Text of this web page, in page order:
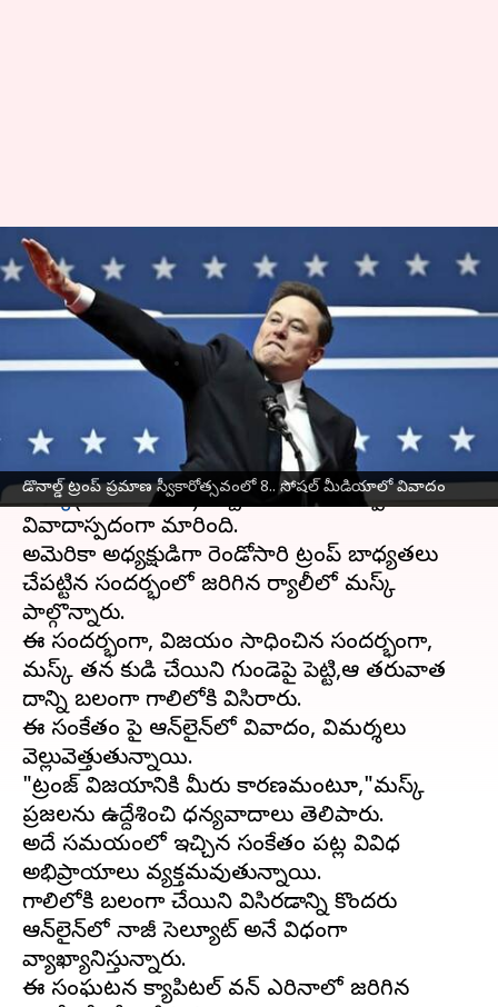
డొనాల్డ్ ట్రంప్ ప్రమాణ స్వీకారోత్సవంలో 8.. సోషల్ మీడియాలో వివాదం
Elon Musk: డొనాల్డ్ ట్రంప్ ప్రమాణ
స్వీకారోత్సవంలో 8.. సోషల్
మీడియాలో వివాదం
వ్రాసిన వారు Sirish Praharaju Jan 21, 2025 10:30 am
ఈ వార్తాకథనం ఏంటి
బిలియనియర్ వ్యాపారవేత్త, టెస్లా సీఈవోఎలాన్
మస్క్(Elon Musk)ఇచ్చిన సంకేతం ఇప్పుడు
వివాదాస్పదంగా మారింది.
అమెరికా అధ్యక్షుడిగా రెండోసారి ట్రంప్ బాధ్యతలు
చేపట్టిన సందర్భంలో జరిగిన ర్యాలీలో మస్క్
పాల్గొన్నారు.
ఈ సందర్భంగా, విజయం సాధించిన సందర్భంగా,
మస్క్ తన కుడి చేయిని గుండెపై పెట్టి,ఆ తరువాత
దాన్ని బలంగా గాలిలోకి విసిరారు.
ఈ సంకేతం పై ఆన్‌లైన్‌లో వివాదం, విమర్శలు
వెల్లువెత్తుతున్నాయి.
"ట్రంజ్ విజ‌యానికి మీరు కార‌ణ‌మంటూ,"మస్క్
ప్రజలను ఉద్దేశించి ధన్యవాదాలు తెలిపారు.
అదే సమయంలో ఇచ్చిన సంకేతం పట్ల వివిధ
అభిప్రాయాలు వ్యక్తమవుతున్నాయి.
గాలిలోకి బలంగా చేయిని విసిరడాన్ని కొందరు
ఆన్‌లైన్‌లో నాజీ సెల్యూట్ అనే విధంగా
వ్యాఖ్యానిస్తున్నారు.
ఈ సంఘటన క్యాపిటల్ వన్ ఎరినాలో జరిగిన